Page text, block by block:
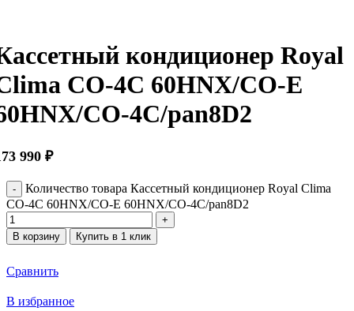
кондиционер Royal
CO-4C 60HNX/CO-E
CO-4C/pan8D2
990 ₽
Количество товара Кассетный кондиционер Royal Clima
CO-4C 60HNX/CO-E 60HNX/CO-4C/pan8D2
В корзину Купить в 1 клик
Сравнить
В избранное